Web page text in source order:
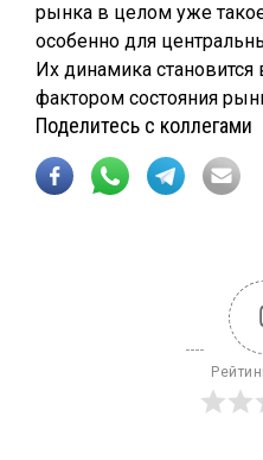
рынка в целом уже
особенно для
Их динамика
фактором состояния
Поделитесь с коллегами